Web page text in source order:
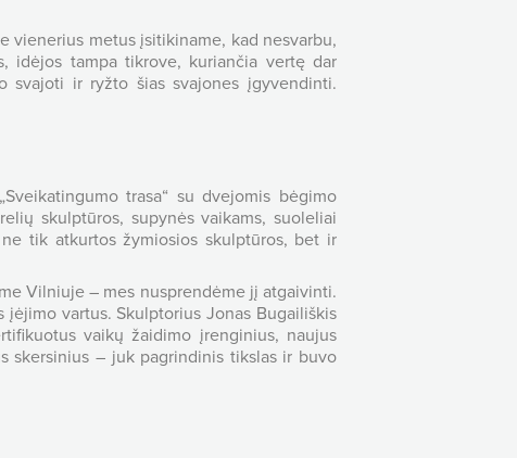
vienerius metus įsitikiname, kad nesvarbu,
idėjos tampa tikrove, kuriančia vertę dar
svajoti ir ryžto šias svajones įgyvendinti.
trasa“ su dvejomis bėgimo
skulptūros, supynės vaikams, suoleliai
tik atkurtos žymiosios skulptūros, bet ir
Vilniuje – mes nusprendėme jį atgaivinti.
vartus. Skulptorius Jonas Bugailiškis
vaikų žaidimo įrenginius, naujus
skersinius – juk pagrindinis tikslas ir buvo